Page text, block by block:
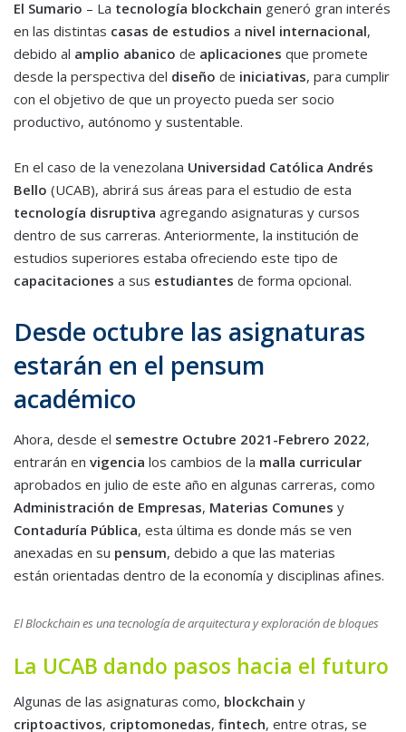
El Sumario – La tecnología blockchain generó gran interés
en las distintas casas de estudios a nivel internacional,
debido al amplio abanico de aplicaciones que promete
desde la perspectiva del diseño de iniciativas, para cumplir
con el objetivo de que un proyecto pueda ser socio
productivo, autónomo y sustentable.
En el caso de la venezolana Universidad Católica Andrés
Bello (UCAB), abrirá sus áreas para el estudio de esta
tecnología disruptiva agregando asignaturas y cursos
dentro de sus carreras. Anteriormente, la institución de
estudios superiores estaba ofreciendo este tipo de
capacitaciones a sus estudiantes de forma opcional.
Desde octubre las asignaturas
estarán en el pensum
académico
Ahora, desde el semestre Octubre 2021-Febrero 2022,
entrarán en vigencia los cambios de la malla curricular
aprobados en julio de este año en algunas carreras, como
Administración de Empresas, Materias Comunes y
Contaduría Pública, esta última es donde más se ven
anexadas en su pensum, debido a que las materias
están orientadas dentro de la economía y disciplinas afines.
El Blockchain es una tecnología de arquitectura y exploración de bloques
La UCAB dando pasos hacia el futuro
Algunas de las asignaturas como, blockchain y
criptoactivos, criptomonedas, fintech, entre otras, se